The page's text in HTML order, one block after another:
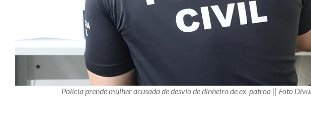
Polícia prende mulher acusada de desvio de dinheiro de ex-patroa || Foto